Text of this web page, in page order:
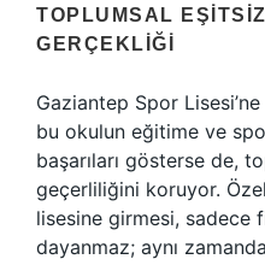
TOPLUMSAL
GERÇEKLIĞI
Gaziantep Spor
bu okulun eğitime ve
başarıları gösterse de,
geçerliliğini koruyor.
lisesine girmesi, sadece
dayanmaz; aynı